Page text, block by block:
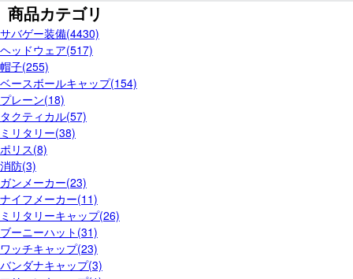
商品カテゴリ
サバゲー装備(4430)
ヘッドウェア(517)
帽子(255)
ベースボールキャップ(154)
プレーン(18)
タクティカル(57)
ミリタリー(38)
ポリス(8)
消防(3)
ガンメーカー(23)
ナイフメーカー(11)
ミリタリーキャップ(26)
ブーニーハット(31)
ワッチキャップ(23)
バンダナキャップ(3)